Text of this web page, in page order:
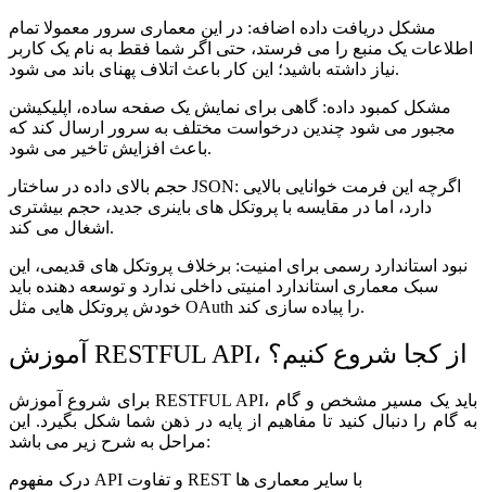
مشکل دریافت داده اضافه: در این معماری سرور معمولا تمام
اطلاعات یک منبع را می فرستد، حتی اگر شما فقط به نام یک کاربر
نیاز داشته باشید؛ این کار باعث اتلاف پهنای باند می شود.
مشکل کمبود داده: گاهی برای نمایش یک صفحه ساده، اپلیکیشن
مجبور می شود چندین درخواست مختلف به سرور ارسال کند که
باعث افزایش تاخیر می شود.
حجم بالای داده در ساختار JSON: اگرچه این فرمت خوانایی بالایی
دارد، اما در مقایسه با پروتکل های باینری جدید، حجم بیشتری
اشغال می کند.
نبود استاندارد رسمی برای امنیت: برخلاف پروتکل های قدیمی، این
سبک معماری استاندارد امنیتی داخلی ندارد و توسعه دهنده باید
خودش پروتکل هایی مثل OAuth را پیاده سازی کند.
آموزش RESTFUL API، از کجا شروع کنیم؟
برای شروع آموزش RESTFUL API، باید یک مسیر مشخص و گام
به گام را دنبال کنید تا مفاهیم از پایه در ذهن شما شکل بگیرد. این
مراحل به شرح زیر می باشد:
درک مفهوم API و تفاوت REST با سایر معماری ها